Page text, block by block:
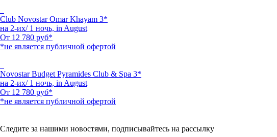
Club Novostar Omar Khayam 3*
на 2-их/ 1 ночь, in August
От 12 780 руб*
*не является публичной офертой
Novostar Budget Pyramides Club & Spa 3*
на 2-их/ 1 ночь, in August
От 12 780 руб*
*не является публичной офертой
Следите за нашими новостями, подписывайтесь на рассылку